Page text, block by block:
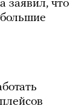
заявил, что